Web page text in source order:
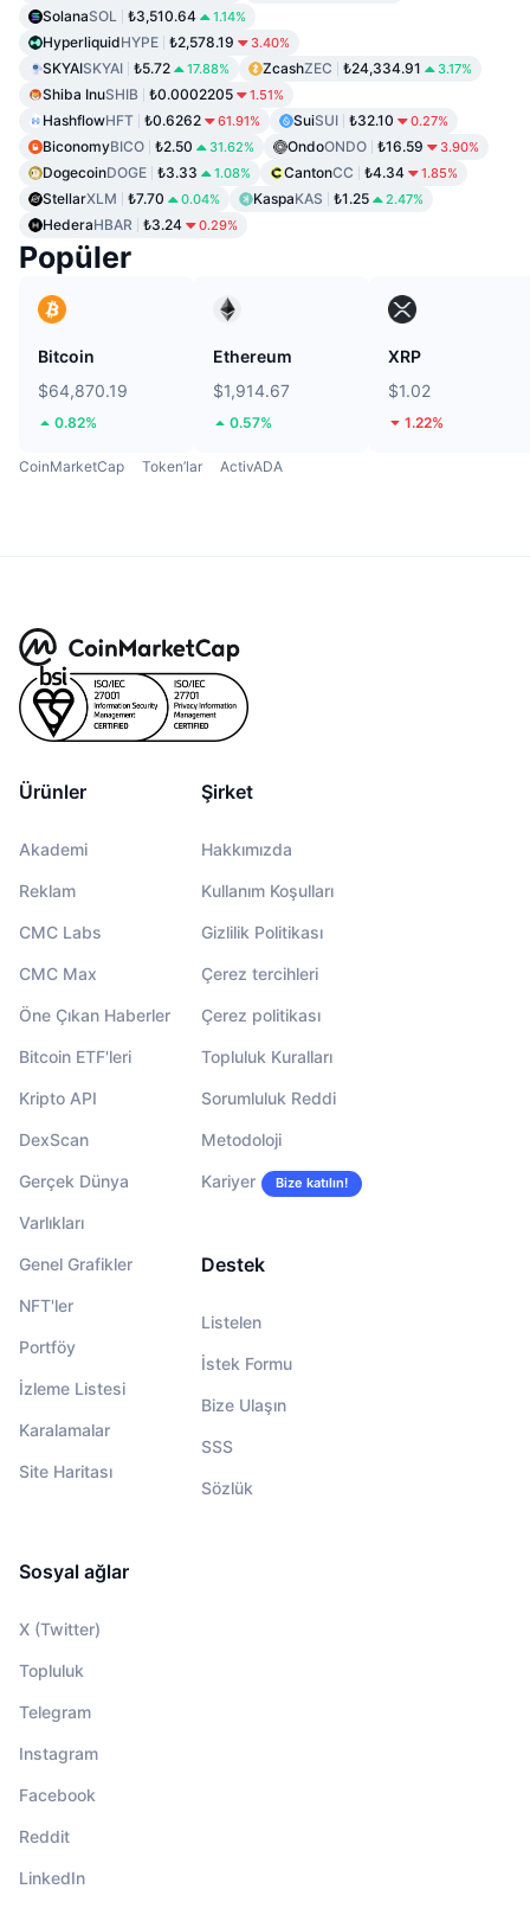
SolanaSOL ₺3,510.64 1.14%
HyperliquidHYPE ₺2,578.19 3.40%
SKYAISKYAI ₺5.72 17.88% ZcashZEC ₺24,334.91 3.17%
Shiba InuSHIB ₺0.0002205 1.51%
HashflowHFT ₺0.6262 61.91% SuiSUI ₺32.10 0.27%
BiconomyBICO ₺2.50 31.62% OndoONDO ₺16.59 3.90%
DogecoinDOGE ₺3.33 1.08% CantonCC ₺4.34 1.85%
StellarXLM ₺7.70 0.04% KaspaKAS ₺1.25 2.47%
HederaHBAR ₺3.24 0.29%
Popüler
Bitcoin
$64,870.19
0.82%
Ethereum
$1,914.67
0.57%
XRP
$1.02
1.22%
CoinMarketCap Token’lar ActivADA
Ürünler
Akademi
Reklam
CMC Labs
CMC Max
Öne Çıkan Haberler
Bitcoin ETF'leri
Kripto API
DexScan
Gerçek Dünya
Varlıkları
Genel Grafikler
NFT'ler
Portföy
İzleme Listesi
Karalamalar
Site Haritası
Şirket
Hakkımızda
Kullanım Koşulları
Gizlilik Politikası
Çerez tercihleri
Çerez politikası
Topluluk Kuralları
Sorumluluk Reddi
Metodoloji
Kariyer Bize katılın!
Destek
Listelen
İstek Formu
Bize Ulaşın
SSS
Sözlük
Sosyal ağlar
X (Twitter)
Topluluk
Telegram
Instagram
Facebook
Reddit
LinkedIn